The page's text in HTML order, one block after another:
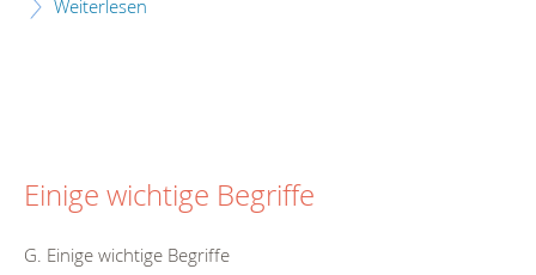
Weiterlesen
Einige wichtige Begriffe
G. Einige wichtige Begriffe